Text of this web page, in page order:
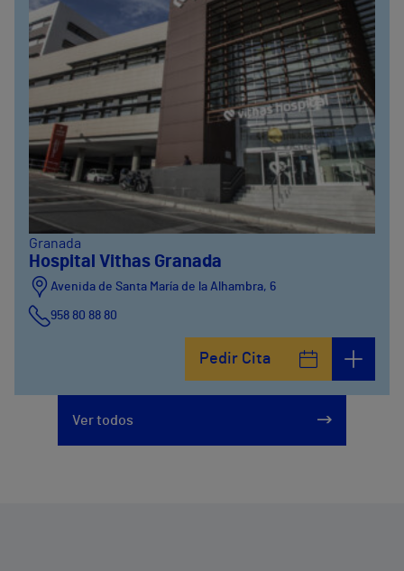
Granada
Hospital Vithas Granada
Avenida de Santa María de la Alhambra, 6
958 80 88 80
Pedir Cita
Ver todos